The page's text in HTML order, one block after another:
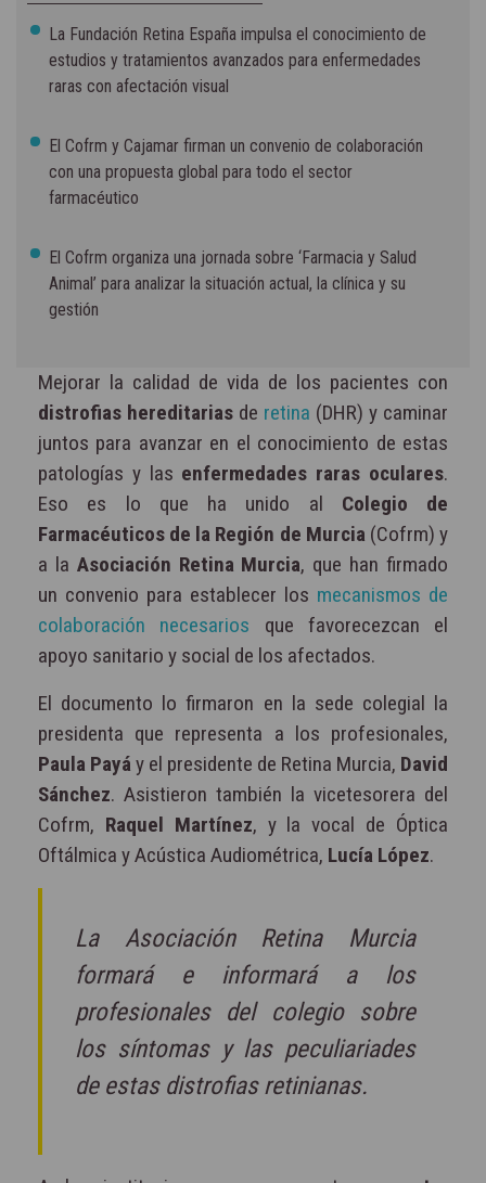
La Fundación Retina España impulsa el conocimiento de
estudios y tratamientos avanzados para enfermedades
raras con afectación visual
El Cofrm y Cajamar firman un convenio de colaboración
con una propuesta global para todo el sector
farmacéutico
El Cofrm organiza una jornada sobre ‘Farmacia y Salud
Animal’ para analizar la situación actual, la clínica y su
gestión
Mejorar la calidad de vida de los pacientes con
distrofias hereditarias de retina (DHR) y caminar
juntos para avanzar en el conocimiento de estas
patologías y las enfermedades raras oculares.
Eso es lo que ha unido al Colegio de
Farmacéuticos de la Región de Murcia(Cofrm) y
a la Asociación Retina Murcia, que han firmado
un convenio para establecer los mecanismos de
colaboración necesarios que favorecezcan el
apoyo sanitario y social de los afectados.
El documento lo firmaron en la sede colegial la
presidenta que representa a los profesionales,
Paula Payáy el presidente de Retina Murcia, David
Sánchez. Asistieron también la vicetesorera del
Cofrm, Raquel Martínez, y la vocal de Óptica
Oftálmica y Acústica Audiométrica, Lucía López.
La Asociación Retina Murcia
formará e informará a los
profesionales del colegio sobre
los síntomas y las peculiariades
de estas distrofias retinianas.